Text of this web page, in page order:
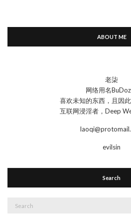
ABOUT ME
老柒
网络用名BuDoz
喜欢未知的东西，且因此
互联网浸淫者，Deep
evilsin
Search